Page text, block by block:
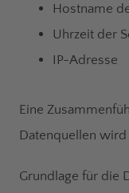
Hostname
Uhrzeit der
IP-Adresse
Eine
Datenquellen
Grundlage für die